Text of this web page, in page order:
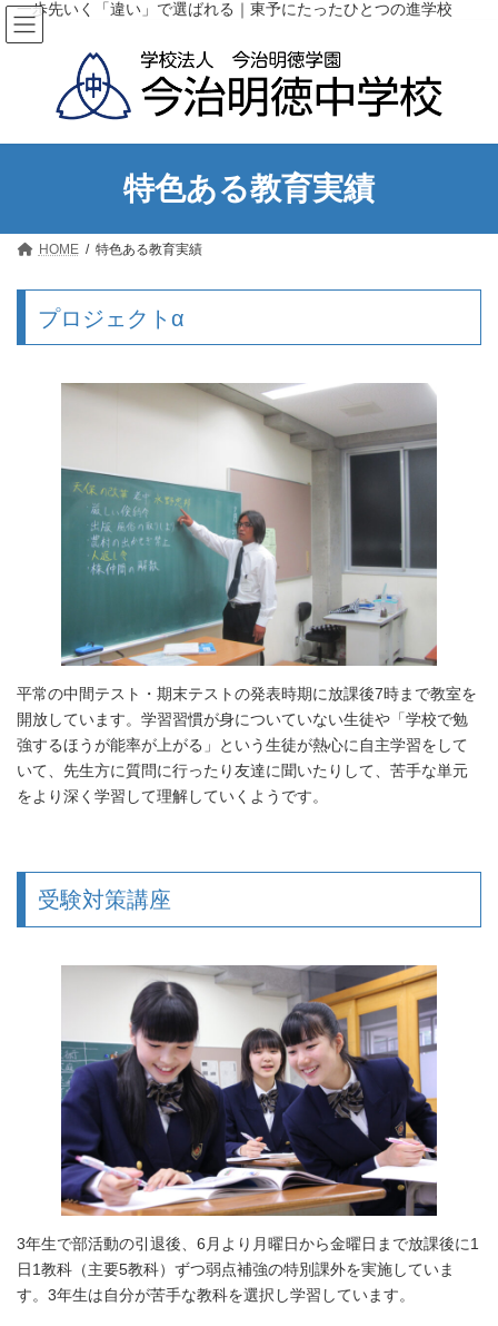
コ
ン
テ
キ
ナ
ビ
ゲ
に
一歩先いく「違い」で選ばれる｜東予にたったひとつの進学校
特色ある教育実績
HOME 特色ある教育実績
プロジェクトα
平常の中間テスト・期末テストの発表時期に放課後7時まで教室を
開放しています。学習習慣が身についていない生徒や「学校で勉
強するほうが能率が上がる」という生徒が熱心に自主学習をして
いて、先生方に質問に行ったり友達に聞いたりして、苦手な単元
をより深く学習して理解していくようです。
受験対策講座
3年生で部活動の引退後、6月より月曜日から金曜日まで放課後に1
日1教科（主要5教科）ずつ弱点補強の特別課外を実施していま
す。3年生は自分が苦手な教科を選択し学習しています。